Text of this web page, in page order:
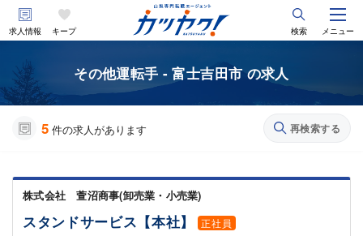
求人情報 キープ 検索 メニュー
その他運転手 - 富士吉田市 の求人
5 件の求人があります 再検索する
株式会社 萱沼商事(卸売業・小売業)
スタンドサービス【本社】
正社員